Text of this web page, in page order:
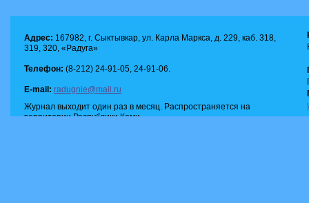
Адрес: 167982, г. Сыктывкар, ул. Карла Маркса, д. 229, каб. 318,
319, 320, «Радуга»
Телефон: (8-212) 24-91-05, 24-91-06.
E-mail: radugnie@mail.ru
Журнал выходит один раз в месяц. Распространяется на
территории Республики Коми.